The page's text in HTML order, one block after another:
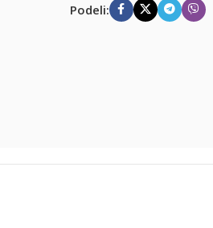
Podeli: